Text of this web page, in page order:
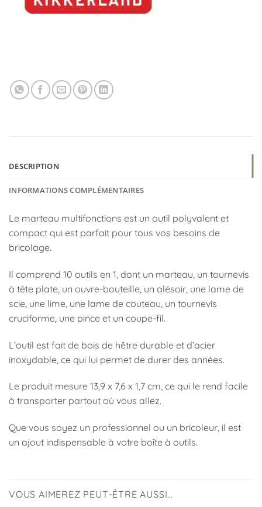
DESCRIPTION
INFORMATIONS COMPLÉMENTAIRES
Le marteau multifonctions est un outil polyvalent et
compact qui est parfait pour tous vos besoins de
bricolage.
Il comprend 10 outils en 1, dont un marteau, un tournevis
à tête plate, un ouvre-bouteille, un alésoir, une lame de
scie, une lime, une lame de couteau, un tournevis
cruciforme, une pince et un coupe-fil.
L’outil est fait de bois de hêtre durable et d’acier
inoxydable, ce qui lui permet de durer des années.
Le produit mesure 13,9 x 7,6 x 1,7 cm, ce qui le rend facile
à transporter partout où vous allez.
Que vous soyez un professionnel ou un bricoleur, il est
un ajout indispensable à votre boîte à outils.
VOUS AIMEREZ PEUT-ÊTRE AUSSI…